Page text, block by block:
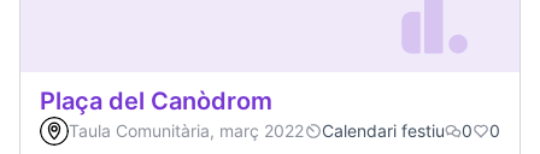
Plaça del Canòdrom
Taula Comunitària, març 2022 Calendari festiu 0 0